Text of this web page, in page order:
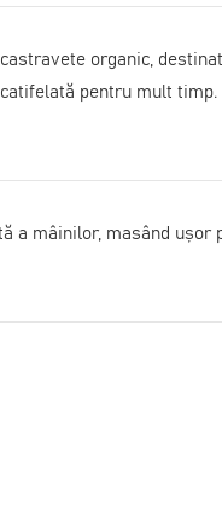
organic,
pentru mult
a mâinilor, masând ușor